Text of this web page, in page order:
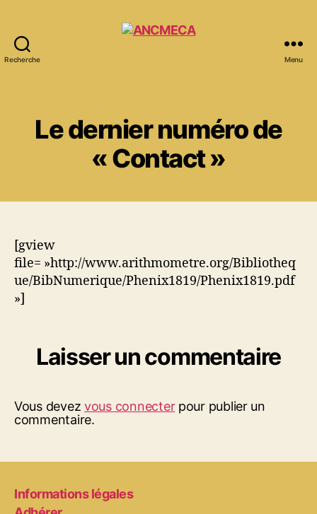
Recherche Menu
Le dernier numéro de
« Contact »
[gview
file= »http://www.arithmometre.org/Bibliotheq
ue/BibNumerique/Phenix1819/Phenix1819.pdf
»]
Laisser un commentaire
Vous devezvous connecterpour publier un
commentaire.
Informations légales